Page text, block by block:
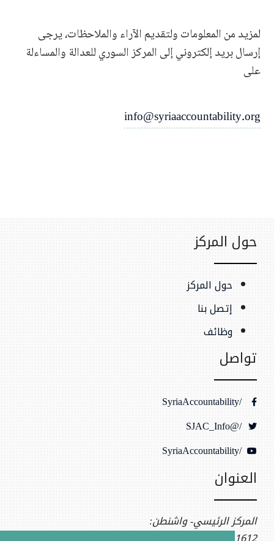
لمزيد من المعلومات ولتقديم الآراء والملاحظات، يرجى
إرسال بريد إلكتروني إلى المركز السوري للعدالة والمساءلة
على
info@syriaaccountability.org
حول المركز
حول المركز
إتصل بنا
وظائف
تواصل
/SyriaAccountability
/@SJAC_Info
/SyriaAccountability
العنوان
المركز الرئيسي- واشنطن: